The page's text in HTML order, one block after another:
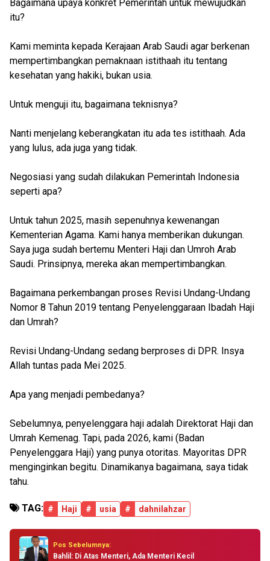
Bagaimana upaya konkret Pemerintah untuk mewujudkan
itu?
Kami meminta kepada Kerajaan Arab Saudi agar berkenan
mempertimbangkan pemaknaan istithaah itu tentang
kesehatan yang hakiki, bukan usia.
Untuk menguji itu, bagaimana teknisnya?
Nanti menjelang keberangkatan itu ada tes istithaah. Ada
yang lulus, ada juga yang tidak.
Negosiasi yang sudah dilakukan Pemerintah Indonesia
seperti apa?
Untuk tahun 2025, masih sepenuhnya kewenangan
Kementerian Agama. Kami hanya memberikan dukungan.
Saya juga sudah bertemu Menteri Haji dan Umroh Arab
Saudi. Prinsipnya, mereka akan mempertimbangkan.
Bagaimana perkembangan proses Revisi Undang-Undang
Nomor 8 Tahun 2019 tentang Penyelenggaraan Ibadah Haji
dan Umrah?
Revisi Undang-Undang sedang berproses di DPR. Insya
Allah tuntas pada Mei 2025.
Apa yang menjadi pembedanya?
Sebelumnya, penyelenggara haji adalah Direktorat Haji dan
Umrah Kemenag. Tapi, pada 2026, kami (Badan
Penyelenggara Haji) yang punya otoritas. Mayoritas DPR
menginginkan begitu. Dinamikanya bagaimana, saya tidak
tahu.
TAG: # Haji # usia # dahnilahzar
Pos Sebelumnya:
Bahlil: Di Atas Menteri, Ada Menteri Kecil